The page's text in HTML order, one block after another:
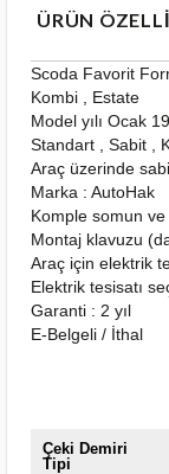
ÜRÜN
Scoda Favorit
Kombi , Estate
Model yılı Ocak
Standart , Sabit ,
Araç üzerinde
Marka : AutoHak
Komple somun
Montaj klavuzu
Araç için elektrik
Elektrik tesisatı
Garanti : 2 yıl
E-Belgeli / İthal
Çeki Demiri
Tipi